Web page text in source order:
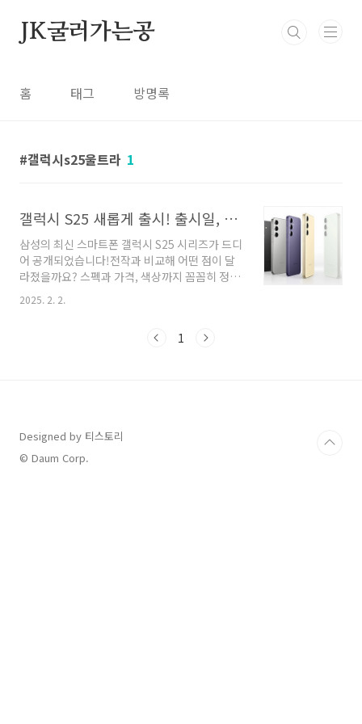
JK굴러가는공
홈 태그 방명록
갤럭시s25울트라 1
갤럭시 S25 새롭게 출시! 출시일, 스펙, 가격, 색상
삼성의 최신 스마트폰 갤럭시 S25 시리즈가 드디
어 공개되었습니다!전작과 비교해 어떤 점이 달
라졌을까요? 스펙과 가격, 색상까지 꼼꼼히 정리
했으니 구매를 고민하고 계신 분들께 많은 도움
이 될 거예요! 😊📅 출시일 및 구매 정보갤럭시
다.공식 발표일: 2025년 1월 22일사전 예약 기
펙 정리갤럭시 S25 시리즈의 각 모델별 주요 스
펙을 한눈에 볼 수 있도록 정리한 표입니다.디스
2025. 2. 2.
1
Designed by 티스토리
© Daum Corp.